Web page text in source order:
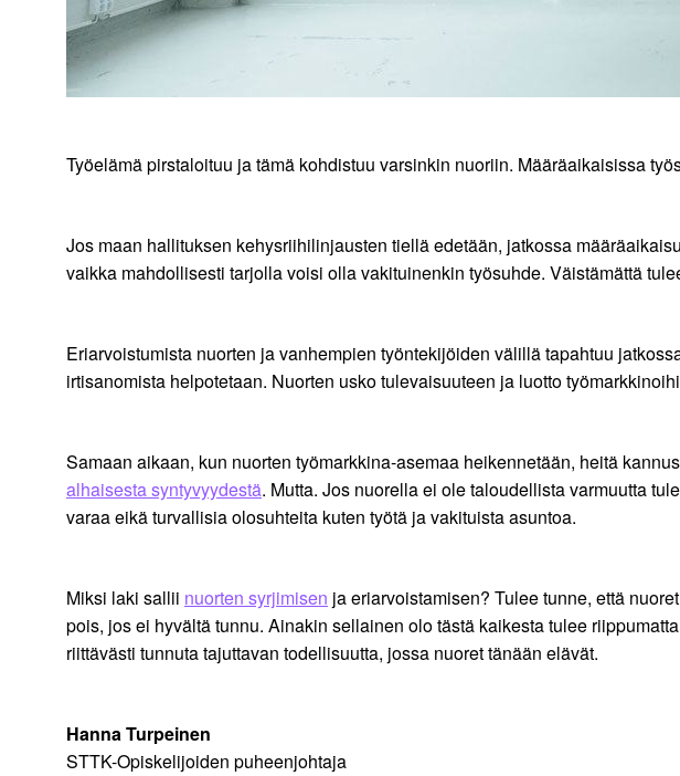
Työelämä pirstaloituu ja tämä kohdistuu varsinkin nuoriin. Määräaikaisissa
Jos maan hallituksen kehysriihilinjausten tiellä edetään, jatkossa
vaikka mahdollisesti tarjolla voisi olla vakituinenkin työsuhde. Väistämättä
Eriarvoistumista nuorten ja vanhempien työntekijöiden välillä tapahtuu
irtisanomista helpotetaan. Nuorten usko tulevaisuuteen ja luotto
Samaan aikaan, kun nuorten työmarkkina-asemaa heikennetään, heitä
alhaisesta syntyvyydestä. Mutta. Jos nuorella ei ole taloudellista varmuutta
varaa eikä turvallisia olosuhteita kuten työtä ja vakituista asuntoa.
Miksi laki sallii nuorten syrjimisen ja eriarvoistamisen? Tulee tunne, että
pois, jos ei hyvältä tunnu. Ainakin sellainen olo tästä kaikesta tulee
riittävästi tunnuta tajuttavan todellisuutta, jossa nuoret tänään elävät.
Hanna Turpeinen
STTK-Opiskelijoiden puheenjohtaja